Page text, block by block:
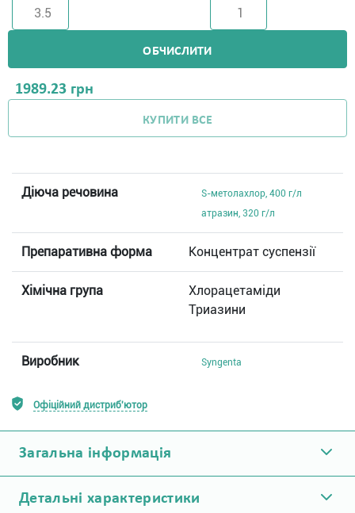
ОБЧИСЛИТИ
1989.23 грн
КУПИТИ ВСЕ
Діюча речовина
S-метолахлор, 400 г/л
атразин, 320 г/л
Препаративна форма Концентрат суспензії
Хімічна група
Хлорацетаміди
Триазини
Виробник Syngenta
Офіційний дистриб'ютор
Загальна інформація
Детальні характеристики